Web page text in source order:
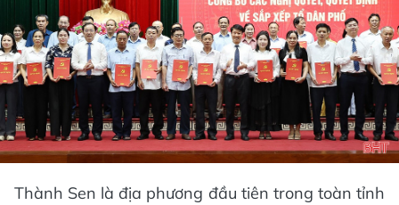
Thành Sen là địa phương đầu tiên trong toàn tỉnh